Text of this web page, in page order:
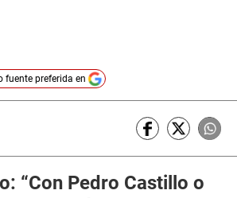
fuente preferida en
“Con Pedro Castillo o